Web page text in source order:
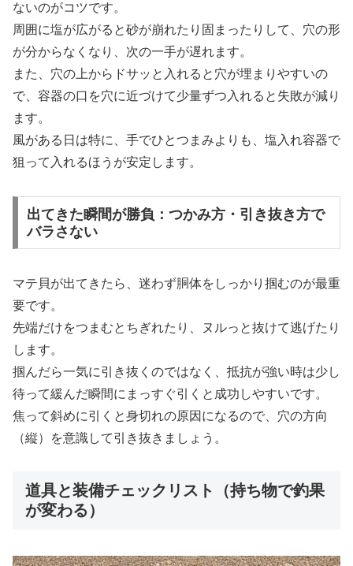
ないのがコツです。
周囲に塩が広がると砂が崩れたり固まったりして、穴の形
が分からなくなり、次の一手が遅れます。
また、穴の上からドサッと入れると穴が埋まりやすいの
で、容器の口を穴に近づけて少量ずつ入れると失敗が減り
ます。
風がある日は特に、手でひとつまみよりも、塩入れ容器で
狙って入れるほうが安定します。
出てきた瞬間が勝負：つかみ方・引き抜き方で
バラさない
マテ貝が出てきたら、迷わず胴体をしっかり掴むのが最重
要です。
先端だけをつまむとちぎれたり、ヌルっと抜けて逃げたり
します。
掴んだら一気に引き抜くのではなく、抵抗が強い時は少し
待って緩んだ瞬間にまっすぐ引くと成功しやすいです。
焦って斜めに引くと身切れの原因になるので、穴の方向
（縦）を意識して引き抜きましょう。
道具と装備チェックリスト（持ち物で釣果
が変わる）